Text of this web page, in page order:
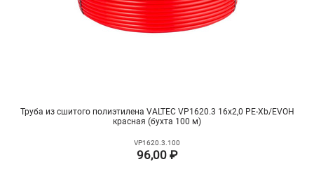
Труба из сшитого полиэтилена VALTEC VP1620.3 16х2,0 PE-Xb/EVOH
красная (бухта 100 м)
VP1620.3.100
96,00 ₽